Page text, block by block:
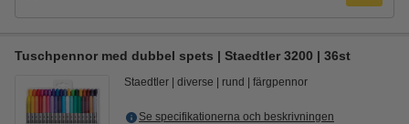
Tuschpennor med dubbel spets | Staedtler 3200 | 36st
Staedtler diverse rund färgpennor
Se specifikationerna och beskrivningen